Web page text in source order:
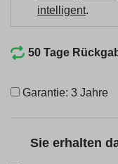
intelligent.
50 Tage
Garantie: 3 Jahre
Sie erhalten